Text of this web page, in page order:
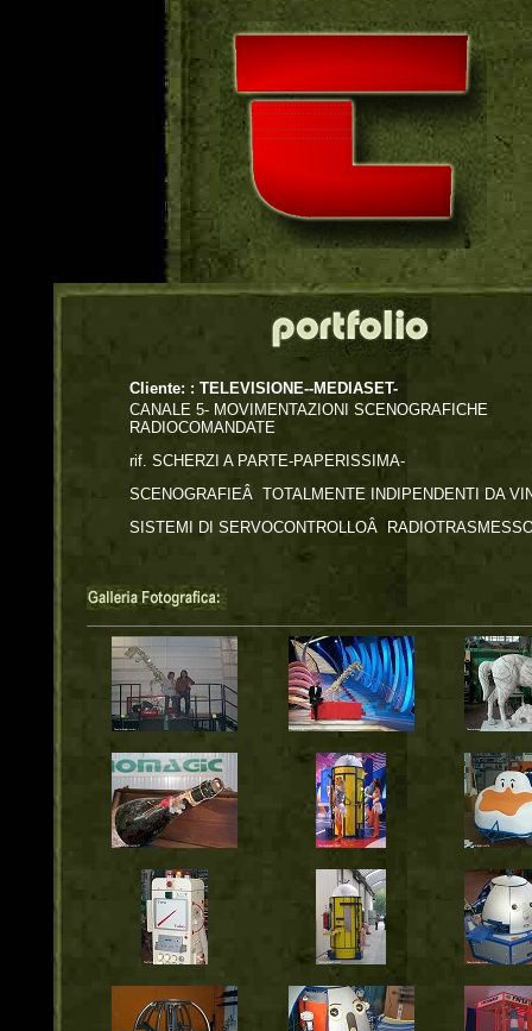
Cliente: : TELEVISIONE--MEDIASET-
CANALE 5- MOVIMENTAZIONI SCENOGRAFICHE
RADIOCOMANDATE
rif. SCHERZI A PARTE-PAPERISSIMA-
SCENOGRAFIEÂ TOTALMENTE INDIPENDENTI DA
SISTEMI DI SERVOCONTROLLOÂ